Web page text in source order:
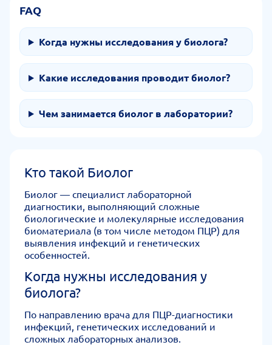
FAQ
Когда нужны исследования у биолога?
Какие исследования проводит биолог?
Чем занимается биолог в лаборатории?
Кто такой Биолог
Биолог — специалист лабораторной
диагностики, выполняющий сложные
биологические и молекулярные исследования
биоматериала (в том числе методом ПЦР) для
выявления инфекций и генетических
особенностей.
Когда нужны исследования у
биолога?
По направлению врача для ПЦР-диагностики
инфекций, генетических исследований и
сложных лабораторных анализов.